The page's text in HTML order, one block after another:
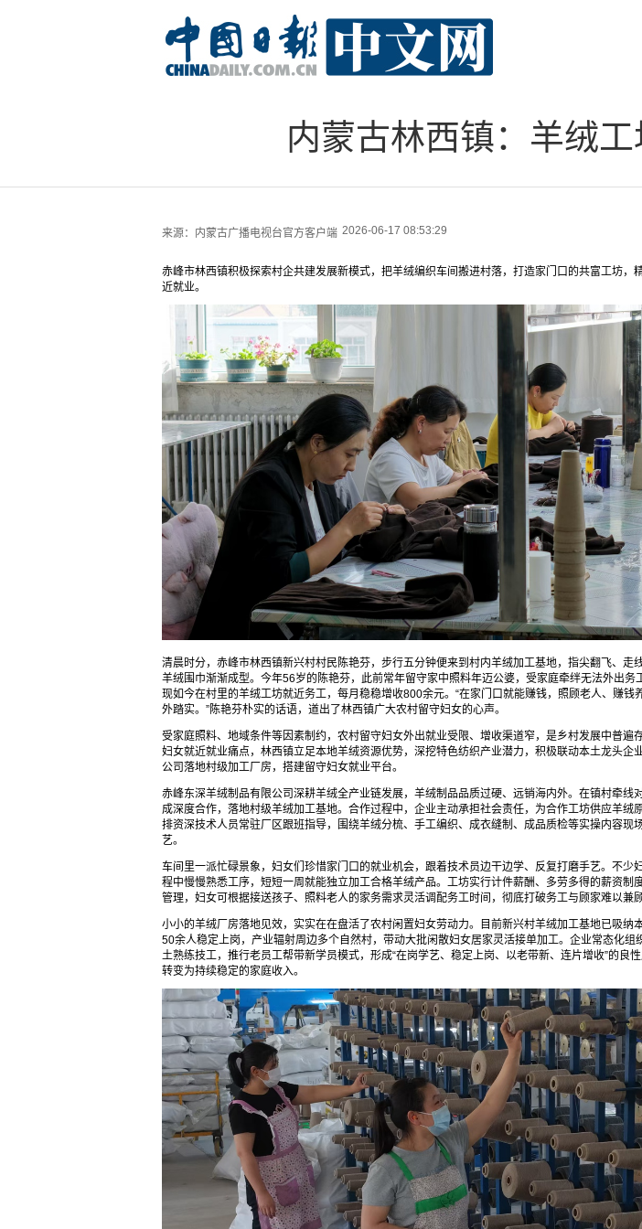
内蒙古林西镇：羊绒
来源： 内蒙古广播电视台官方客户端 2026-06-17 08:53:29
赤峰市林西镇积极探索村企共建发展新模式，把羊绒编织车间搬进村落，打造家门口的共富工坊，
近就业。
清晨时分，赤峰市林西镇新兴村村民陈艳芬，步行五分钟便来到村内羊绒加工基地，指尖翻飞、走
羊绒围巾渐渐成型。今年56岁的陈艳芬，此前常年留守家中照料年迈公婆，受家庭牵绊无法外出务
现如今在村里的羊绒工坊就近务工，每月稳稳增收800余元。“在家门口就能赚钱，照顾老人、赚钱
外踏实。”陈艳芬朴实的话语，道出了林西镇广大农村留守妇女的心声。
受家庭照料、地域条件等因素制约，农村留守妇女外出就业受限、增收渠道窄，是乡村发展中普遍
妇女就近就业痛点，林西镇立足本地羊绒资源优势，深挖特色纺织产业潜力，积极联动本土龙头企
公司落地村级加工厂房，搭建留守妇女就业平台。
赤峰东深羊绒制品有限公司深耕羊绒全产业链发展，羊绒制品品质过硬、远销海内外。在镇村牵线
成深度合作，落地村级羊绒加工基地。合作过程中，企业主动承担社会责任，为合作工坊供应羊绒
排资深技术人员常驻厂区跟班指导，围绕羊绒分梳、手工编织、成衣缝制、成品质检等实操内容现
艺。
车间里一派忙碌景象，妇女们珍惜家门口的就业机会，跟着技术员边干边学、反复打磨手艺。不少
程中慢慢熟悉工序，短短一周就能独立加工合格羊绒产品。工坊实行计件薪酬、多劳多得的薪资制
管理，妇女可根据接送孩子、照料老人的家务需求灵活调配务工时间，彻底打破务工与顾家难以兼顾
小小的羊绒厂房落地见效，实实在在盘活了农村闲置妇女劳动力。目前新兴村羊绒加工基地已吸纳
50余人稳定上岗，产业辐射周边多个自然村，带动大批闲散妇女居家灵活接单加工。企业常态化组
土熟练技工，推行老员工帮带新学员模式，形成“在岗学艺、稳定上岗、以老带新、连片增收”的良
转变为持续稳定的家庭收入。